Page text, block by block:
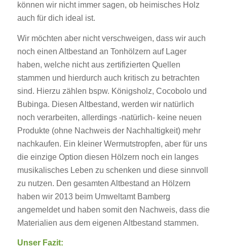
können wir nicht immer sagen, ob heimisches Holz
auch für dich ideal ist.
Wir möchten aber nicht verschweigen, dass wir auch
noch einen Altbestand an Tonhölzern auf Lager
haben, welche nicht aus zertifizierten Quellen
stammen und hierdurch auch kritisch zu betrachten
sind. Hierzu zählen bspw. Königsholz, Cocobolo und
Bubinga. Diesen Altbestand, werden wir natürlich
noch verarbeiten, allerdings -natürlich- keine neuen
Produkte (ohne Nachweis der Nachhaltigkeit) mehr
nachkaufen. Ein kleiner Wermutstropfen, aber für uns
die einzige Option diesen Hölzern noch ein langes
musikalisches Leben zu schenken und diese sinnvoll
zu nutzen. Den gesamten Altbestand an Hölzern
haben wir 2013 beim Umweltamt Bamberg
angemeldet und haben somit den Nachweis, dass die
Materialien aus dem eigenen Altbestand stammen.
Unser Fazit: